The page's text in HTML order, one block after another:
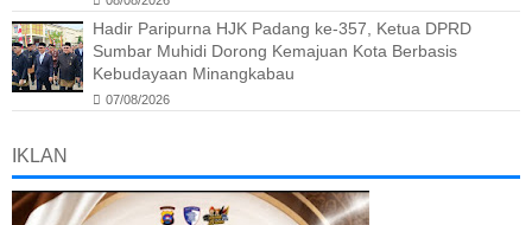
Hadir Paripurna HJK Padang ke-357, Ketua DPRD
Sumbar Muhidi Dorong Kemajuan Kota Berbasis
Kebudayaan Minangkabau
07/08/2026
IKLAN